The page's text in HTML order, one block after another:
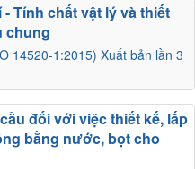
14520-1:2015) Xuất bản lần 3
Tính chất vật lý và thiết
chung
đối với việc thiết kế, lắp
bằng nước, bọt cho